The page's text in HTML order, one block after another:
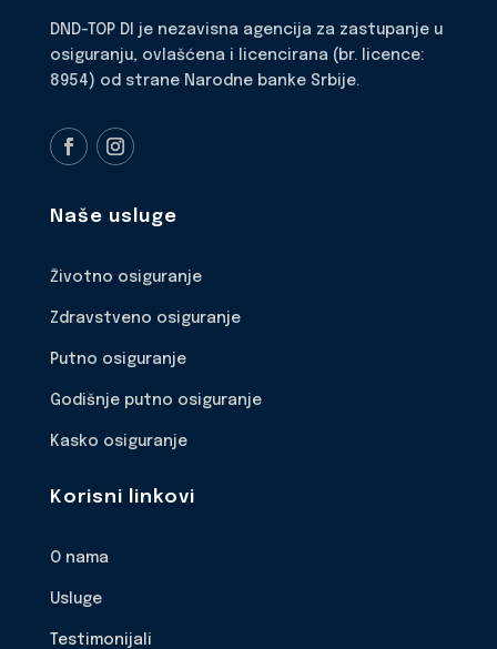
DND-TOP DI je nezavisna agencija za zastupanje u
osiguranju, ovlašćena i licencirana (br. licence:
8954) od strane Narodne banke Srbije.
Naše usluge
Životno osiguranje
Zdravstveno osiguranje
Putno osiguranje
Godišnje putno osiguranje
Kasko osiguranje
Korisni linkovi
O nama
Usluge
Testimonijali